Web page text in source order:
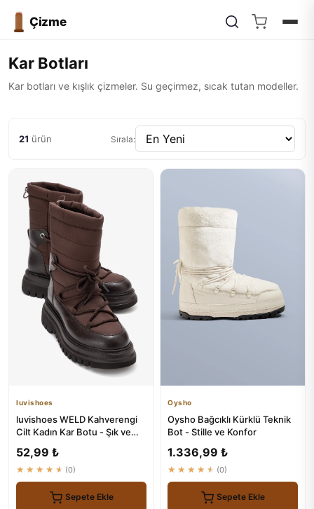
Çizme
Kar Botları
Kar botları ve kışlık çizmeler. Su geçirmez, sıcak tutan modeller.
21 ürün Sırala:
luvishoes
luvishoes WELD Kahverengi
Cilt Kadın Kar Botu - Şık ve
52,99 ₺
★★★★★ (0)
Sepete Ekle
Oysho
Oysho Bağcıklı Kürklü Teknik
Bot - Stille ve Konfor
1.336,99 ₺
★★★★★ (0)
Sepete Ekle